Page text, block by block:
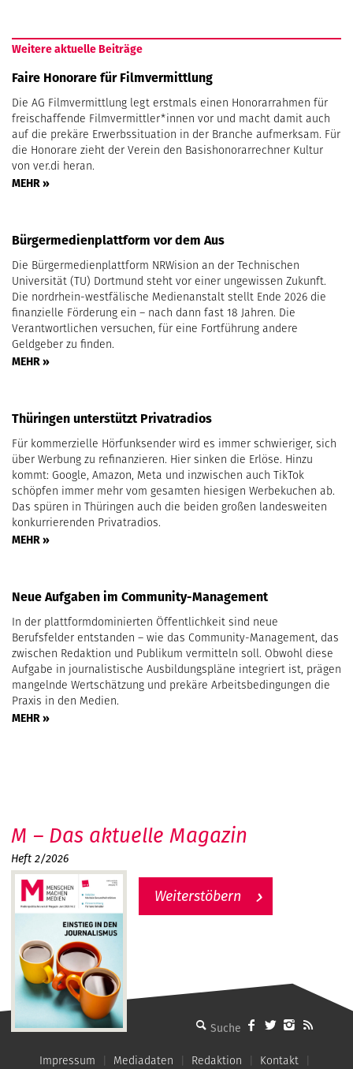
Weitere aktuelle Beiträge
Faire Honorare für Filmvermittlung
Die AG Filmvermittlung legt erstmals einen Honorarrahmen für
freischaffende Filmvermittler*innen vor und macht damit auch
auf die prekäre Erwerbssituation in der Branche aufmerksam. Für
die Honorare zieht der Verein den Basishonorarrechner Kultur
von ver.di heran.
MEHR »
Bürgermedienplattform vor dem Aus
Die Bürgermedienplattform NRWision an der Technischen
Universität (TU) Dortmund steht vor einer ungewissen Zukunft.
Die nordrhein-westfälische Medienanstalt stellt Ende 2026 die
finanzielle Förderung ein – nach dann fast 18 Jahren. Die
Verantwortlichen versuchen, für eine Fortführung andere
Geldgeber zu finden.
MEHR »
Thüringen unterstützt Privatradios
Für kommerzielle Hörfunksender wird es immer schwieriger, sich
über Werbung zu refinanzieren. Hier sinken die Erlöse. Hinzu
kommt: Google, Amazon, Meta und inzwischen auch TikTok
schöpfen immer mehr vom gesamten hiesigen Werbekuchen ab.
Das spüren in Thüringen auch die beiden großen landesweiten
konkurrierenden Privatradios.
MEHR »
Neue Aufgaben im Community-Management
In der plattformdominierten Öffentlichkeit sind neue
Berufsfelder entstanden – wie das Community-Management, das
zwischen Redaktion und Publikum vermitteln soll. Obwohl diese
Aufgabe in journalistische Ausbildungspläne integriert ist, prägen
mangelnde Wertschätzung und prekäre Arbeitsbedingungen die
Praxis in den Medien.
MEHR »
MMM - Menschen machen Medien
M – Das aktuelle Magazin
Heft 2/2026
Weiterstöbern
Impressum Mediadaten Redaktion Kontakt